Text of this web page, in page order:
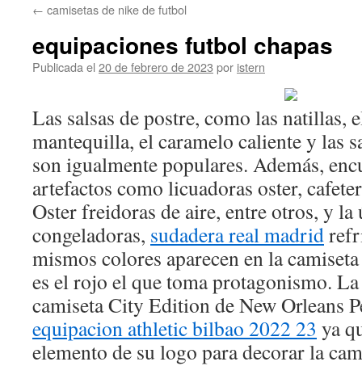
contenido
← camisetas de nike de futbol
equipaciones futbol chapas
Publicada el 20 de febrero de 2023 por istern
Las salsas de postre, como las natillas,
mantequilla, el caramelo caliente y las
son igualmente populares. Además,
artefactos como licuadoras oster,
Oster freidoras de aire, entre otros, y
congeladoras, sudadera real madrid
mismos colores aparecen en la
es el rojo el que toma protagonismo.
camiseta City Edition de New Orleans
equipacion athletic bilbao 2022 23 ya
elemento de su logo para decorar la